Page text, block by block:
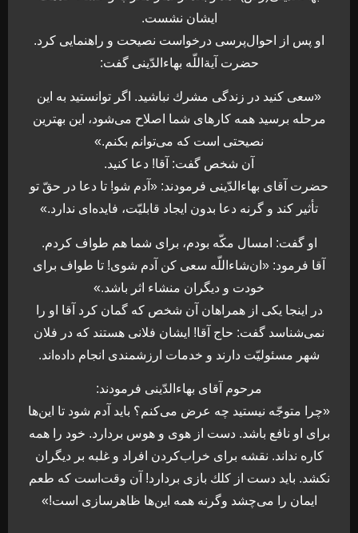
ايشان نشست.
او پس از احوال‌پرسى درخواست نصيحت و راهنمايى كرد.
حضرت آيةاللّه بهاءالدّينى گفت:
«سعى كنيد در زندگى مشرك نباشيد. اگر توانستيد به اين
مرحله برسيد همه كارهاى شما اصلاح مى‌شود، اين بهترين
نصيحتى است كه مى‌توانم بكنم.»
آن شخص گفت: آقا! دعا كنيد.
حضرت آقاى بهاءالدّينى فرمودند: «آدم شو! تا دعا در حقّ تو
تأثير كند و گرنه دعا بدون ايجاد قابليّت، فايده‌اى ندارد.»
او گفت: امسال مكّه بودم، براى شما هم طواف كردم.
آقا فرمود: «ان‌شاءاللّه سعى كن آدم شوى! تا طواف براى
خودت و ديگران منشاء اثر باشد.»
در اينجا يكى از همراهان آن شخص كه گمان كرد آقا او را
نمى‌شناسد گفت: حاج آقا! ايشان فلانى هستند كه در فلان
شهر مسئوليّت دارند و خدمات ارزشمندى انجام داده‌اند.
مرحوم آقاى بهاءالدّينى فرمودند:
«چرا متوجّه نيستيد چه عرض مى‌كنم؟ بايد آدم شود تا اين‌ها
براى او نافع باشد. دست از هوى و هوس بردارد. خود را همه
كاره نداند. نقشه براى خراب‌كردن افراد و غلبه بر ديگران
نكشد. بايد دست از كلك بازى بردارد! آن وقت‌است كه طعم
ايمان را مى‌چشد وگرنه همه اين‌ها ظاهرسازى است!»